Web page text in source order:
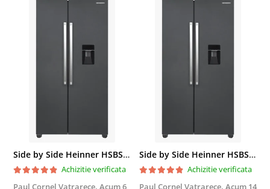
Side by Side Heinner HSBS-HM439NFINVDGWDE++, Total No Frost, Compresor Inverter, Dozator Apa, Display Touch LED, 439 L, Clasa E, Gri Antracit Texturat
Achizitie verificata
Paul Cornel Vatrarece, Acum 6
Side by Side Heinner HSBS-HM439NFINVDGWDE++, Total No Frost, Compresor Inverter, Dozator Apa, Display Touch LED, 439 L, Clasa E, Gri Antracit Texturat
Achizitie verificata
Paul Cornel Vatrarece, Acum 14